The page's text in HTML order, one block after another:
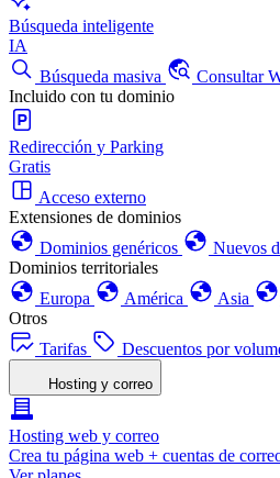
Búsqueda inteligente
IA
Búsqueda masiva
Consultar
Incluido con tu dominio
Redirección y Parking
Gratis
Acceso externo
Extensiones de dominios
Dominios genéricos
Nuevos
Dominios territoriales
Europa
América Asia
Otros
Tarifas
Descuentos por
Hosting y correo
Hosting web y correo
Crea tu página web + cuentas de